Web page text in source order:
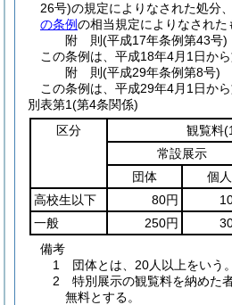
26号)の規定によりなされた処分
の条例の相当規定によりなされた
附 則(平成17年条例第43号)
この条例は、平成18年4月1日から
附 則(平成29年条例第8号)
この条例は、平成29年4月1日から
別表第1(第4条関係)
区分
観覧料
常設展示
団体
個人
高校生以下 80円
一般
250円
備考
1 団体とは、20人以上をいう。
2 特別展示の観覧料を納めた
無料とする。